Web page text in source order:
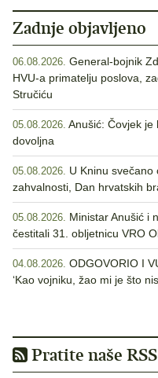
Zadnje objavljeno
06.08.2026. General-bojnik
HVU-a primatelju poslova,
Stručiću
05.08.2026. Anušić: Čovjek je
dovoljna
05.08.2026. U Kninu
zahvalnosti, Dan hrvatskih
05.08.2026. Ministar Anušić i
čestitali 31. obljetnicu VRO
04.08.2026. ODGOVORIO I
‘Kao vojniku, žao mi je što
Pratite naše